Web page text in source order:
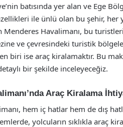
batısında yer alan ve Ege
ile ünlü olan bu şehir, her
Havalimanı, bu
ve çevresindeki turistik
biri ise araç kiralamaktır. Bu
bir şekilde inceleyeceğiz.
Araç Kiralama
hem iç hatlar hem de dış
yolcuların sıklıkla araç